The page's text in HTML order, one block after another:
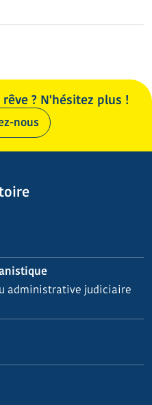
? N'hésitez plus !
nous
administrative judiciaire